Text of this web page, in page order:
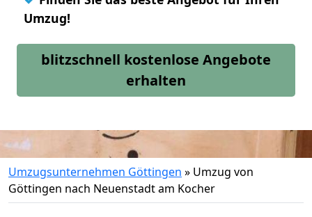
Umzug!
blitzschnell kostenlose Angebote
erhalten
Umzugsunternehmen Göttingen » Umzug von
Göttingen nach Neuenstadt am Kocher